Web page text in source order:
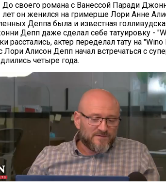
До своего романа с Ванессой Паради
лет он женился на гримерше Лори Анне
Деппа была и известная
Депп даже сделал себе татуировку -
расстались, актер переделал тату на
Лори Алисон Депп начал встречаться с
четыре года.